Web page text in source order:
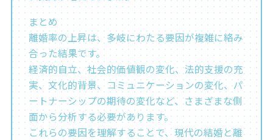
まとめ
離婚率の上昇は、多岐にわたる要因が複雑に絡み
合った結果です。
経済的自立、社会的価値観の変化、法的支援の充
実、文化的背景、コミュニケーションの変化、パ
ートナーシップの期待の変化など、さまざまな側
面から分析する必要があります。
これらの要因を理解することで、現代の結婚と離